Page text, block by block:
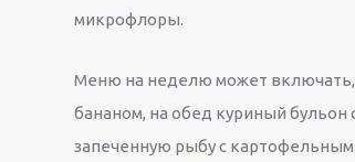
микрофлоры.
Меню на неделю может включать,
бананом, на обед куриный
запеченную рыбу с